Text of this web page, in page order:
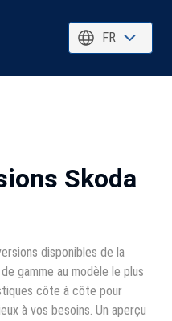
FR
Skoda
disponibles de la
gamme au modèle le plus
côte à côte pour
à vos besoins. Un aperçu